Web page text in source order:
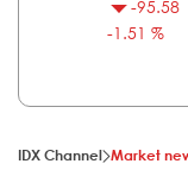
-95.58
-1.51 %
IDX Channel Market